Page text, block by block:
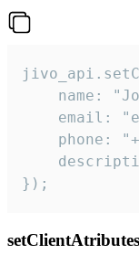
name:
email:
phone:
});
setClientAtributes